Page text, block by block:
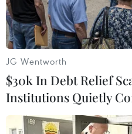
JG Wentworth
$30k In Debt Relief
Institutions Quietly